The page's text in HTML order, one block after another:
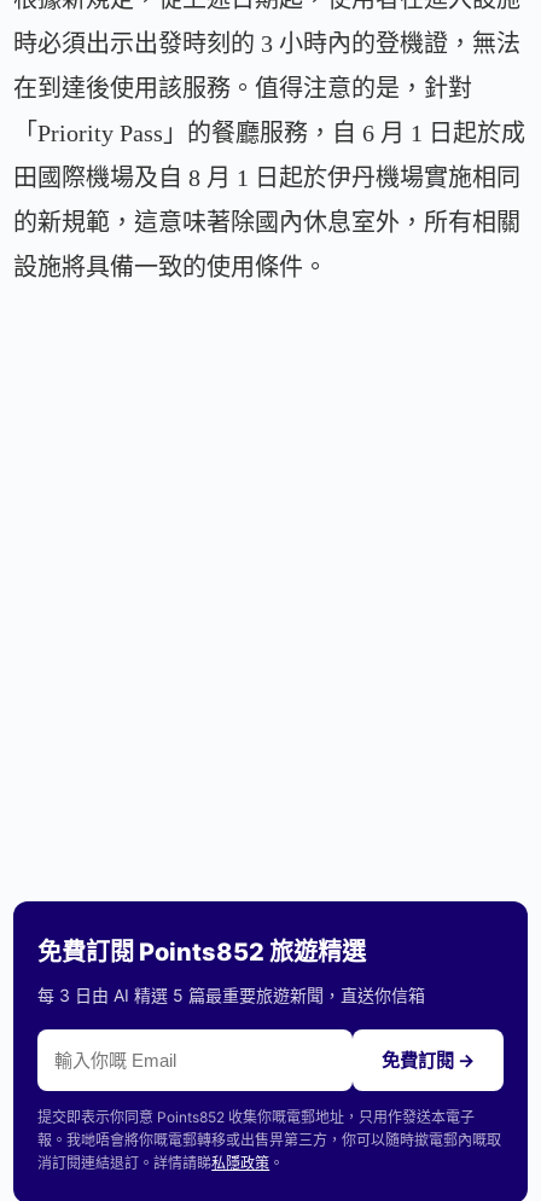
時必須出示出發時刻的 3 小時內的登機證，無法
在到達後使用該服務。值得注意的是，針對
「Priority Pass」的餐廳服務，自 6 月 1 日起於成
田國際機場及自 8 月 1 日起於伊丹機場實施相同
的新規範，這意味著除國內休息室外，所有相關
設施將具備一致的使用條件。
免費訂閱 Points852 旅遊精選
每 3 日由 AI 精選 5 篇最重要旅遊新聞，直送你信箱
免費訂閱 →
提交即表示你同意 Points852 收集你嘅電郵地址，只用作發送本電子
報。我哋唔會將你嘅電郵轉移或出售畀第三方，你可以隨時撳電郵內嘅取
消訂閱連結退訂。詳情請睇私隱政策 。